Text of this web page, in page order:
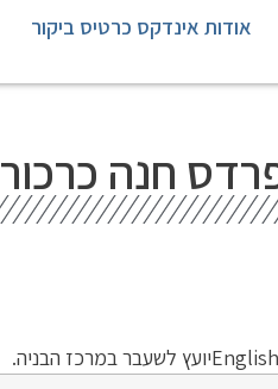
אודות אינדקס כרטיס ביקור
חנה כרכור